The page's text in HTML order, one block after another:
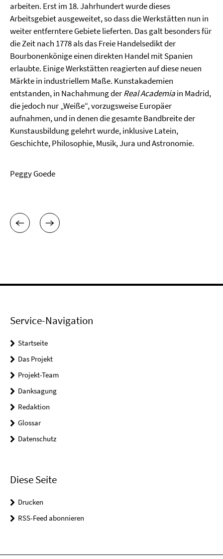
arbeiten. Erst im 18. Jahrhundert wurde dieses
Arbeitsgebiet ausgeweitet, so dass die Werkstätten nun in
weiter entferntere Gebiete lieferten. Das galt besonders für
die Zeit nach 1778 als das Freie Handelsedikt der
Bourbonenkönige einen direkten Handel mit Spanien
erlaubte. Einige Werkstätten reagierten auf diese neuen
Märkte in industriellem Maße. Kunstakademien
entstanden, in Nachahmung derReal Academiain Madrid,
die jedoch nur „Weiße“, vorzugsweise Europäer
aufnahmen, und in denen die gesamte Bandbreite der
Kunstausbildung gelehrt wurde, inklusive Latein,
Geschichte, Philosophie, Musik, Jura und Astronomie.
Peggy Goede
Service-Navigation
Startseite
Das Projekt
Projekt-Team
Danksagung
Redaktion
Glossar
Datenschutz
Diese Seite
Drucken
RSS-Feed abonnieren